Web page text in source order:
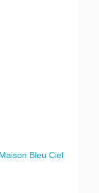
Bleu Ciel